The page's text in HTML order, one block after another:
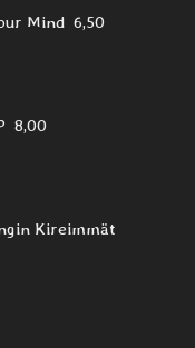
Mind 6,50
8,00
Kireimmät